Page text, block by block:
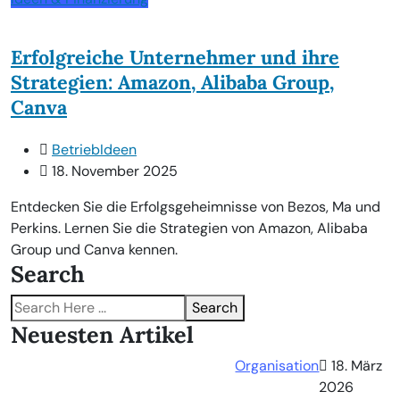
Erfolgreiche Unternehmer und ihre
Strategien: Amazon, Alibaba Group,
Canva
BetriebIdeen
18. November 2025
Entdecken Sie die Erfolgsgeheimnisse von Bezos, Ma und
Perkins. Lernen Sie die Strategien von Amazon, Alibaba
Group und Canva kennen.
Search
Search
Neuesten Artikel
Organisation
18. März
2026